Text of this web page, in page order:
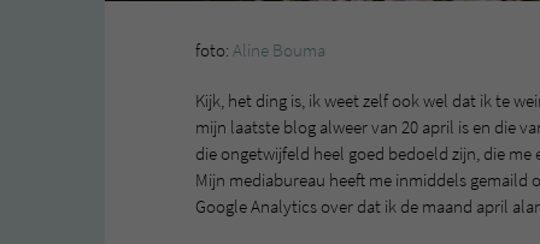
foto: Aline Bouma
Kijk, het ding is, ik weet zelf ook wel dat ik te
mijn laatste blog alweer van 20 april is en die
die ongetwijfeld heel goed bedoeld zijn, die
Mijn mediabureau heeft me inmiddels gemaild
Google Analytics over dat ik de maand april